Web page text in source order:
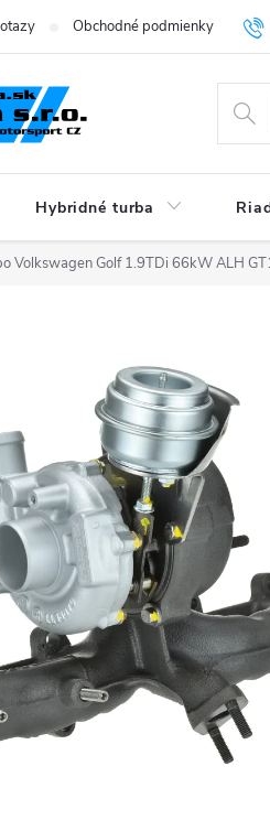
Obchodné podmienky
Hybridné turba
Volkswagen Golf 1.9TDi 66kW ALH